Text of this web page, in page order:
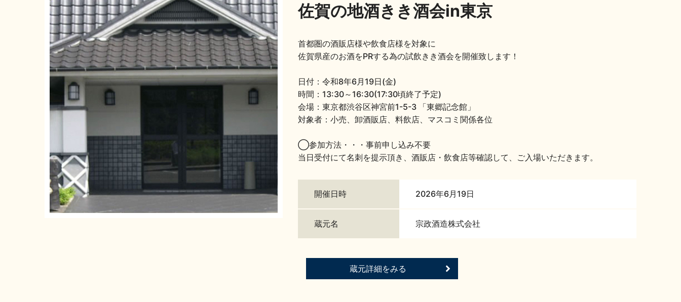
佐賀の地酒きき酒会in東京
首都圏の酒販店様や飲食店様を対象に
佐賀県産のお酒をPRする為の試飲きき酒会を開催致します！
日付：令和8年6月19日(金)
時間：13:30～16:30(17:30頃終了予定)
会場：東京都渋谷区神宮前1-5-3 「東郷記念館」
対象者：小売、卸酒販店、料飲店、マスコミ関係各位
◯参加方法・・・事前申し込み不要
当日受付にて名刺を提示頂き、酒販店・飲食店等確認して、ご入場いただきます。
開催日時 2026年6月19日
蔵元名 宗政酒造株式会社
蔵元詳細をみる